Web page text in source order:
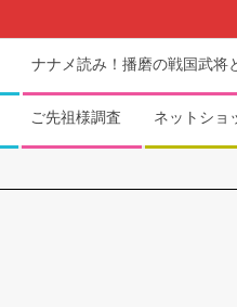
ナナメ読み！播磨の戦国武将
ご先祖様調査 ネットショ